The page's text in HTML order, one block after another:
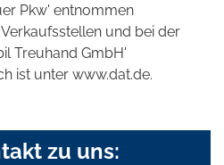
Pkw' entnommen
und bei der
Treuhand GmbH'
ist unter www.dat.de.
zu uns: